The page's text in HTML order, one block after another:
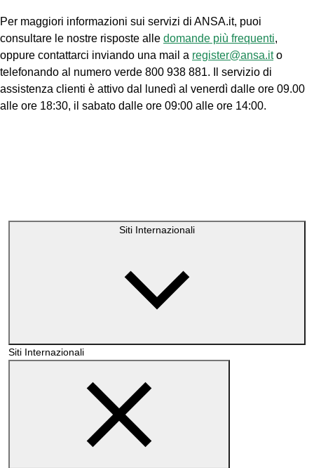
Per maggiori informazioni sui servizi di ANSA.it, puoi
consultare le nostre risposte alle domande più frequenti,
oppure contattarci inviando una mail a register@ansa.ito
telefonando al numero verde 800 938 881. Il servizio di
assistenza clienti è attivo dal lunedì al venerdì dalle ore 09.00
alle ore 18:30, il sabato dalle ore 09:00 alle ore 14:00.
Siti Internazionali
Siti Internazionali